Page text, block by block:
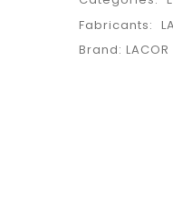
Fabricants:
Brand: LACOR